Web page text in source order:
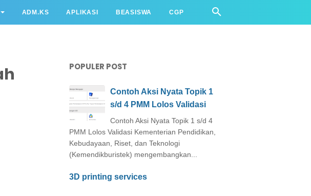
ADM.KS APLIKASI BEASISWA CGP
POPULER POST
Contoh Aksi Nyata Topik 1
s/d 4 PMM Lolos Validasi
Contoh Aksi Nyata Topik 1 s/d 4
PMM Lolos Validasi Kementerian Pendidikan,
Kebudayaan, Riset, dan Teknologi
(Kemendikburistek) mengembangkan...
3D printing services